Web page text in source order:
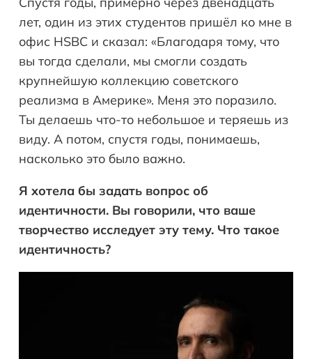
лет, один из этих студентов пришёл ко мне в
офис HSBC и сказал: «Благодаря тому, что
вы тогда сделали, мы смогли создать
крупнейшую коллекцию советского
реализма в Америке». Меня это поразило.
Ты делаешь что-то небольшое и теряешь из
виду. А потом, спустя годы, понимаешь,
насколько это было важно.
Я хотела бы задать вопрос об
идентичности. Вы говорили, что ваше
творчество исследует эту тему. Что такое
идентичность?